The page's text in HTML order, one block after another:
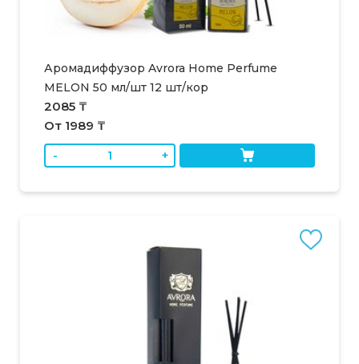
Аромадиффузор Avrora Home Perfume
MELON 50 мл/шт 12 шт/кор
2085 ₸
От 1989 ₸
-
+